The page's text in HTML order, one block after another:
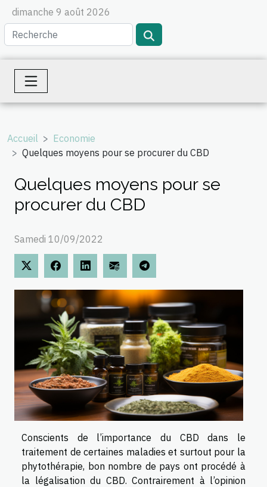
dimanche 9 août 2026
Accueil
Economie
Quelques moyens pour se procurer du CBD
Quelques moyens pour se
procurer du CBD
Samedi 10/09/2022
Conscients de l’importance du CBD dans le
traitement de certaines maladies et surtout pour la
phytothérapie, bon nombre de pays ont procédé à
la légalisation du CBD. Contrairement à l’opinion